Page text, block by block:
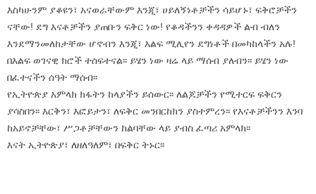
እስካሁንም ያቆዩን፣ አናወራቸውም እንጂ፣ ሀይለኝነቶቻችን ሳይሆኑ፣ ፍቅሮቻችን
ናቸው! ደግ እናቶቻችን ያጠቡን ፍቅር ነው! የቆዳችንን ቀዳዳዎች ልብ ብለን
እንደማንመለከታቸው ሆኖብን እንጂ፣ እልፍ ሚሊየን ደግነቶች በመካከላችን አሉ!
በእልፍ ወገናዊ ክሮች ተሰፍተናል፡፡ ይሄን ነው ዛሬ ላይ ማሰብ ያለብን፡፡ ይሄን ነው
በፈተናችን ሰዓት ማሰብ፡፡
የኢትዮጵያ አምላክ ክፋትን ከላያችን ይሰውር፡፡ ለልጆቻችን የሚተርፍ ፍቅርን
ያሳስበን፡፡ እርቅን፣ እፎይታን፣ ለፍቅር መንበርከክን ያስተምረን፡፡ የእናቶቻችንን እንባ
ከአይኖቻቸው፣ ሥጋቶቻቸውን ከልባቸው ላይ ያብስ ፈጣሪ አምላክ፡፡
እናት ኢትዮጵያ፣ ለዘለዓለም፣ በፍቅር ትኑር፡፡